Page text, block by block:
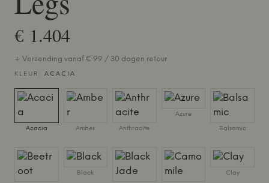
€ 1.404
+ Verzending vanaf € 99 / 30 dagen retour
KLEUR: ACACIA
Acacia Amber Anthracite
Azure
Balsamic
Black Clay